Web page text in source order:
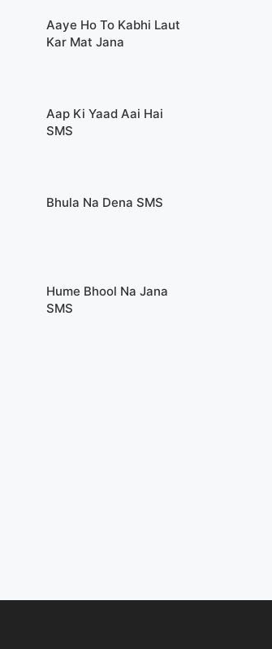
Aaye Ho To Kabhi Laut
Kar Mat Jana
Aap Ki Yaad Aai Hai
SMS
Bhula Na Dena SMS
Hume Bhool Na Jana
SMS